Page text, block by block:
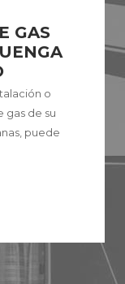
GAS
o
gas de su
puede